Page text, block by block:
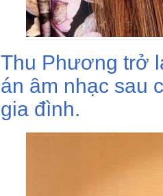
Thu Phương trở
án âm nhạc sau
gia đình.